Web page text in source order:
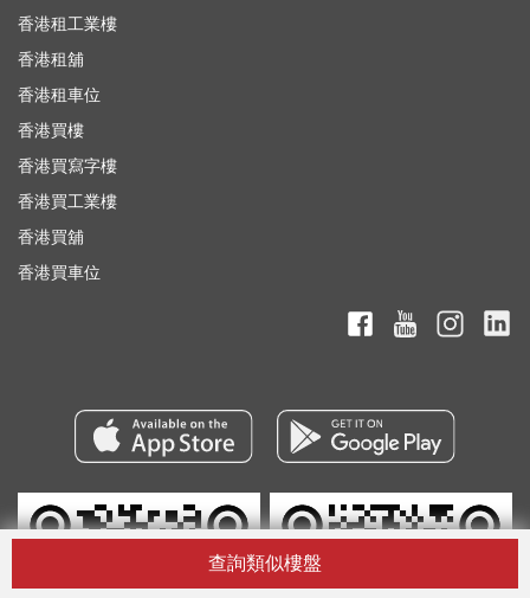
查詢類似樓盤
香港租工業樓
香港租舖
香港租車位
香港買樓
香港買寫字樓
香港買工業樓
香港買舖
香港買車位